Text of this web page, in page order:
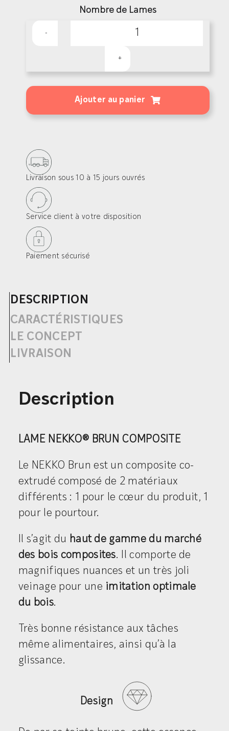
Nombre de Lames
Nekko®
Brun
–
composite
Ajouter au panier
Livraison sous 10 à 15 jours ouvrés
Service client à votre disposition
Paiement sécurisé
DESCRIPTION
CARACTÉRISTIQUES
LE CONCEPT
LIVRAISON
Description
LAME NEKKO® BRUN COMPOSITE
Le NEKKO Brun est un composite co-
extrudé composé de 2 matériaux
différents : 1 pour le cœur du produit, 1
pour le pourtour.
Il s’agit du haut de gamme du marché
des bois composites. Il comporte de
magnifiques nuances et un très joli
veinage pour une imitation optimale
du bois.
Très bonne résistance aux tâches
même alimentaires, ainsi qu’à la
glissance.
Design